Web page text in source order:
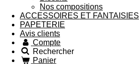
Nos compositions
ACCESSOIRES ET FANTAISIES
PAPETERIE
Avis clients
Compte
Rechercher
Panier